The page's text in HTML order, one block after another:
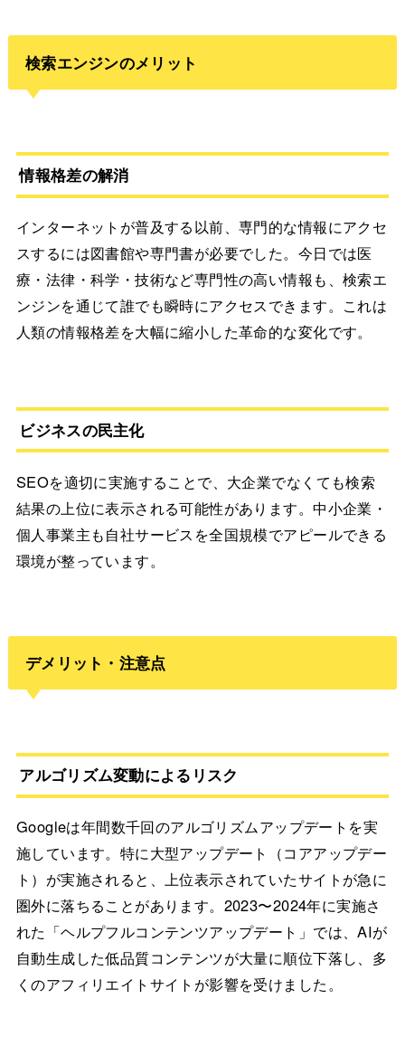
検索エンジンのメリット
情報格差の解消
インターネットが普及する以前、専門的な情報にアクセ
スするには図書館や専門書が必要でした。今日では医
療・法律・科学・技術など専門性の高い情報も、検索エ
ンジンを通じて誰でも瞬時にアクセスできます。これは
人類の情報格差を大幅に縮小した革命的な変化です。
ビジネスの民主化
SEOを適切に実施することで、大企業でなくても検索
結果の上位に表示される可能性があります。中小企業・
個人事業主も自社サービスを全国規模でアピールできる
環境が整っています。
デメリット・注意点
アルゴリズム変動によるリスク
Googleは年間数千回のアルゴリズムアップデートを実
施しています。特に大型アップデート（コアアップデー
ト）が実施されると、上位表示されていたサイトが急に
圏外に落ちることがあります。2023〜2024年に実施さ
れた「ヘルプフルコンテンツアップデート」では、AIが
自動生成した低品質コンテンツが大量に順位下落し、多
くのアフィリエイトサイトが影響を受けました。